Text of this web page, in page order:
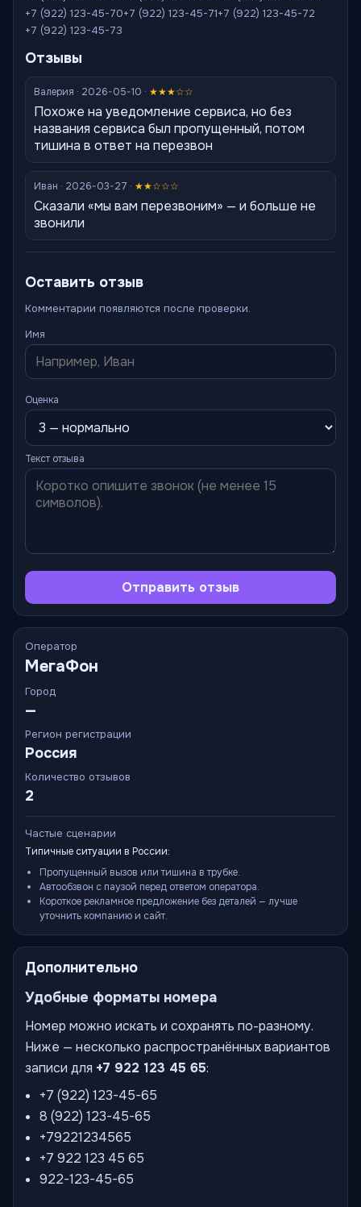
+7 (922) 123-45-70+7 (922) 123-45-71+7 (922) 123-45-72
+7 (922) 123-45-73
Отзывы
Валерия · 2026-05-10 · ★★★☆☆
Похоже на уведомление сервиса, но без
названия сервиса был пропущенный, потом
тишина в ответ на перезвон
Иван · 2026-03-27 · ★★☆☆☆
Сказали «мы вам перезвоним» — и больше не
звонили
Оставить отзыв
Комментарии появляются после проверки.
Имя
Оценка
Текст отзыва
Отправить отзыв
Оператор
МегаФон
Город
—
Регион регистрации
Россия
Количество отзывов
2
Частые сценарии
Типичные ситуации в России:
Пропущенный вызов или тишина в трубке.
Автообзвон с паузой перед ответом оператора.
Короткое рекламное предложение без деталей — лучше
уточнить компанию и сайт.
Дополнительно
Удобные форматы номера
Номер можно искать и сохранять по-разному.
Ниже — несколько распространённых вариантов
записи для +7 922 123 45 65:
+7 (922) 123-45-65
8 (922) 123-45-65
+79221234565
+7 922 123 45 65
922-123-45-65